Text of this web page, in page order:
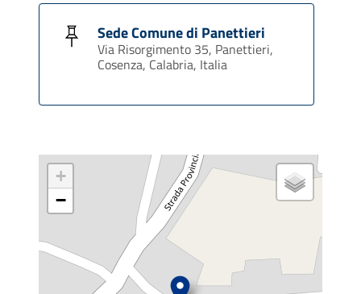
Sede Comune di Panettieri
Via Risorgimento 35, Panettieri,
Cosenza, Calabria, Italia
+
−